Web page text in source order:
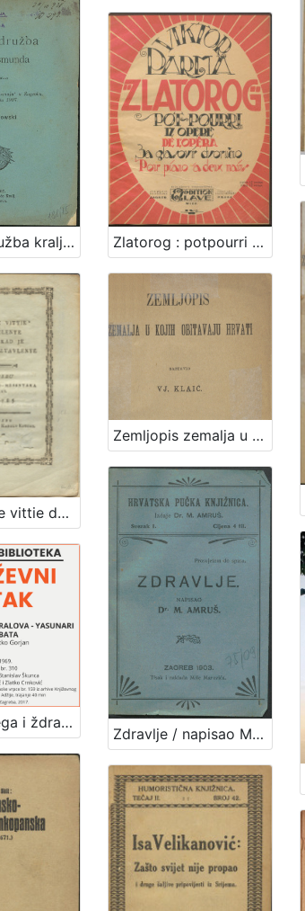
Zmajska družba kralja Sigismunda / napisao i predavao družbi "Braće hrvatskoga zmaja" u Zagrebu, dne 23. siječnja 1907. Emilij Laszowski Zlatorog : potpourri iz opere : za glasovir dvoručno / Viktor Parma
Z Horvatzke vittie dobro poselenye vuchinyeno kad je bana nasztavlenye : vu Zagrebu meszecza veliko-messnyaka dan XXXI. letta 1785
Zemljopis zemalja u kojih obitavaju Hrvati / sastavio Vj. Klaić
Zemlja snijega i ždralova - Yasunari Kavabata : Književni petak, 17. 1. 1969., dvorana u Medulićevoj 30 / govori Zlatko Gorjan ; čitaju Nada Subotić i Zlatko Crnković ; urednik i voditelj Stanislav Škunca
Zdravlje / napisao M. [Milan] Amruš